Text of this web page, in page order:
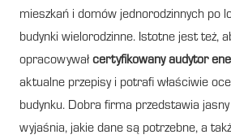
mieszkań i domów jednorodzinnych po
budynki wielorodzinne. Istotne jest też,
opracowywał certyfikowany audytor
aktualne przepisy i potrafi właściwie
budynku. Dobra firma przedstawia jasny
wyjaśnia, jakie dane są potrzebne, a